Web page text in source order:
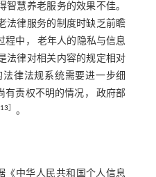
智慧养老服务的效果不佳。
法律服务的制度时缺乏前瞻
程中， 老年人的隐私与信息
法律对相关内容的规定相对
律法规系统需要进一步细
有责权不明的情况， 政府部
13 。
《中华人民共和国个人信息